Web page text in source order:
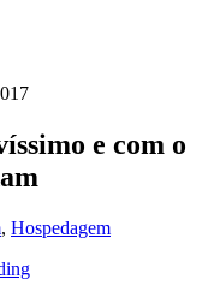
e com o
, Hospedagem